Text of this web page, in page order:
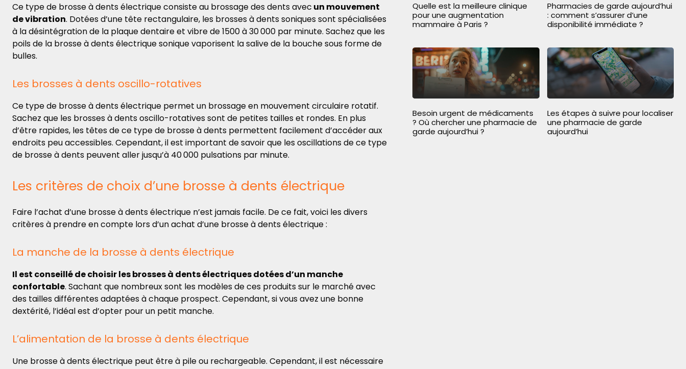
Ce type de brosse à dents électriqueconsiste au brossage des dents avec un mouvement
de vibration. Dotées d’une tête rectangulaire, les brosses à dents soniques sont spécialisées
à la désintégration de la plaque dentaire et vibre de 1500 à 30 000 par minute. Sachez que les
poils de la brosse à dents électrique sonique vaporisent la salive de la bouche sous forme de
bulles.
Les brosses à dents oscillo-rotatives
Ce type de brosse à dents électrique permet un brossage en mouvement circulaire rotatif.
Sachez que les brosses à dents oscillo-rotatives sont de petites tailles et rondes. En plus
d’être rapides, les têtes de ce type de brosse à dents permettent facilement d’accéder aux
endroits peu accessibles. Cependant, il est important de savoir que les oscillations de ce type
de brosse à dents peuvent aller jusqu’à 40 000 pulsations par minute.
Les critères de choix d’une brosse à dents électrique
Faire l’achat d’une brosse à dents électrique n’est jamais facile. De ce fait,voici les divers
critères à prendre en compte lors d’un achat d’une brosse à dents électrique :
La manche de la brosse à dents électrique
Il est conseillé de choisir les brosses à dents électriquesdotées d’un manche
confortable. Sachant que nombreux sont les modèles de ces produits sur le marché avec
des tailles différentes adaptées à chaque prospect. Cependant, si vous avez une bonne
dextérité, l’idéal est d’opter pour un petit manche.
L’alimentation de la brosse à dents électrique
Une brosse à dents électrique peut être à pile ou rechargeable. Cependant, il est nécessaire
Quelle est la meilleure clinique
pour une augmentation
mammaire à Paris ?
Pharmacies de garde aujourd’hui
: comment s’assurer d’une
disponibilité immédiate ?
Besoin urgent de médicaments
? Où chercher une pharmacie de
garde aujourd’hui ?
Les étapes à suivre pour localiser
une pharmacie de garde
aujourd’hui